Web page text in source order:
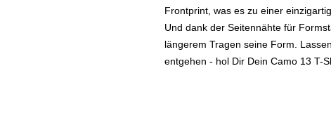
Frontprint, was es zu einer
Und dank der Seitennähte für
längerem Tragen seine Form.
entgehen - hol Dir Dein Camo 13 T-